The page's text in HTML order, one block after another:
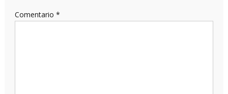
Comentario *